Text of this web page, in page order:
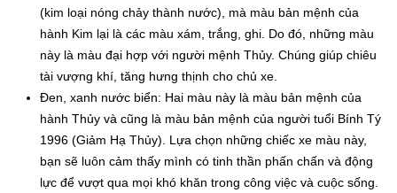
(kim loại nóng chảy thành nước), mà màu bản mệnh của
hành Kim lại là các màu xám, trắng, ghi. Do đó, những màu
này là màu đại hợp với người mệnh Thủy. Chúng giúp chiêu
tài vượng khí, tăng hưng thịnh cho chủ xe.
Đen, xanh nước biển: Hai màu này là màu bản mệnh của
hành Thủy và cũng là màu bản mệnh của người tuổi Bính Tý
1996 (Giảm Hạ Thủy). Lựa chọn những chiếc xe màu này,
bạn sẽ luôn cảm thấy mình có tinh thần phấn chấn và động
lực để vượt qua mọi khó khăn trong công việc và cuộc sống.